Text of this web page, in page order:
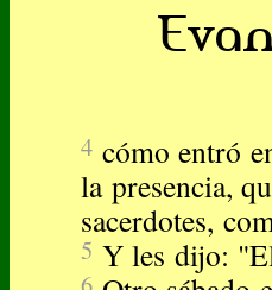
4 cómo entró
la presencia,
sacerdotes,
5 Y les dijo: